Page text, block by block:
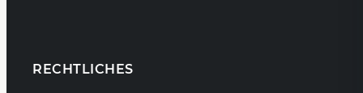
RECHTLICHES